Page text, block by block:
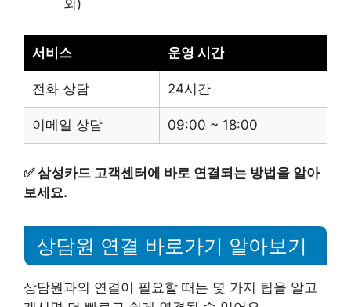
외)
서비스 운영 시간
전화 상담 24시간
이메일 상담 09:00 ~ 18:00
✅삼성카드 고객센터에 바로 연결되는 방법을 알아
보세요.
상담원 연결 바로가기 알아보기
상담원과의 연결이 필요할 때는 몇 가지 팁을 알고